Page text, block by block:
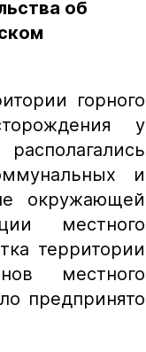
об
горного
у
и
окружающей
местного
территории
местного
предпринято